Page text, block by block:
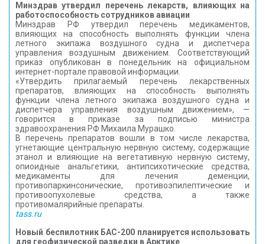
Минздрав утвердил перечень лекарств, влияющих на
работоспособность сотрудников авиации
Минздрав РФ утвердил перечень медикаментов,
влияющих на способность выполнять функции члена
летного экипажа воздушного судна и диспетчера
управления воздушным движением. Соответствующий
приказ опубликован в понедельник на официальном
интернет-портале правовой информации.
«Утвердить прилагаемый перечень лекарственных
препаратов, влияющих на способность выполнять
функции члена летного экипажа воздушного судна и
диспетчера управления воздушным движением», —
говорится в приказе за подписью министра
здравоохранения РФ Михаила Мурашко.
В перечень препаратов вошли в том числе лекарства,
угнетающие центральную нервную систему, содержащие
этанол и влияющие на вегетативную нервную систему,
опиоидные анальгетики, антипсихотические средства,
медикаменты для лечения деменции,
противопаркинсонические, противоэпилептические и
противоопухолевые средства, а также
противомалярийные препараты.
tass.ru
Новый беспилотник БАС-200 планируется использовать
для геофизической разведки в Арктике